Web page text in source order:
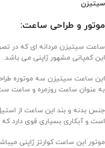
سیتیزن
موتور و طراحی ساعت:
ساعت سیتیزن مردانه ای که در
این کمپانی مشهور ژاپنی می باشد.
این ساعت سیتیزن سه موتوره
به عنوان ساعت روزمره و ساعت
جنس بدنه و بند این ساعت از
است و آبکاری بسیاری قوی دارد که
موتور این ساعت کوارتز ژاپنی